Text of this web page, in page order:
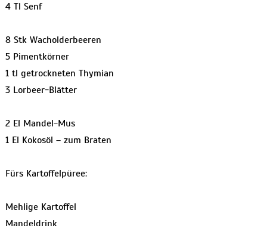
4 Tl Senf
8 Stk Wacholderbeeren
5 Pimentkörner
1 tl getrockneten Thymian
3 Lorbeer-Blätter
2 El Mandel-Mus
1 El Kokosöl – zum Braten
Fürs Kartoffelpüree:
Mehlige Kartoffel